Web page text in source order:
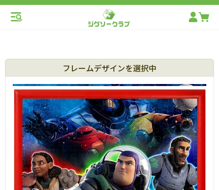
フレームデザインを選択中